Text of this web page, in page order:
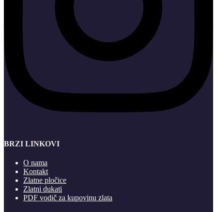
BRZI LINKOVI
O nama
Kontakt
Zlatne pločice
Zlatni dukati
PDF vodič za kupovinu zlata